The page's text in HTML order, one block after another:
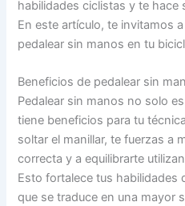
habilidades ciclistas y te hace
En este artículo, te invitamos
pedalear sin manos en tu
Beneficios de pedalear sin
Pedalear sin manos no solo
tiene beneficios para tu
soltar el manillar, te fuerzas a
correcta y a equilibrarte
Esto fortalece tus habilidades
que se traduce en una mayor